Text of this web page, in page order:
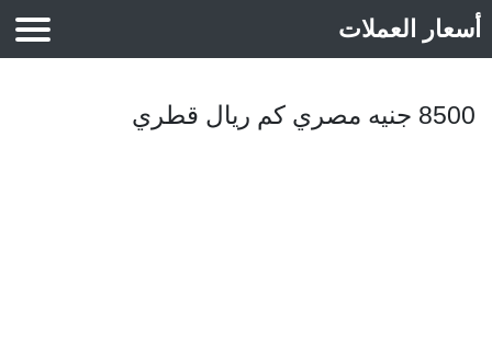
أسعار العملات
8500 جنيه مصري كم ريال قطري